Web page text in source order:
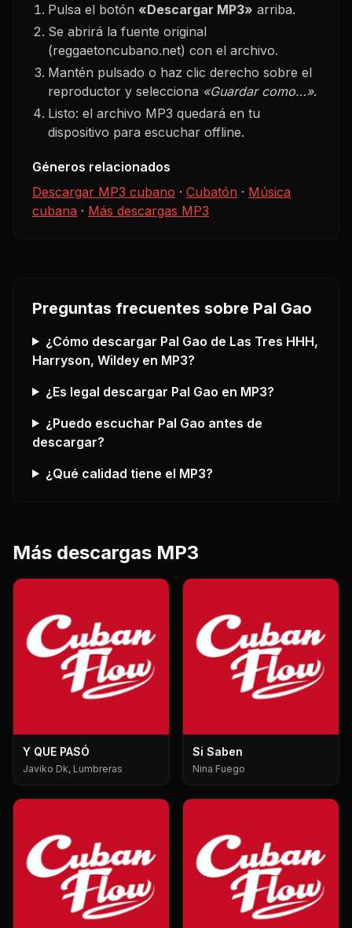
Pulsa el botón «Descargar MP3» arriba.
Se abrirá la fuente original
(reggaetoncubano.net) con el archivo.
Mantén pulsado o haz clic derecho sobre el
reproductor y selecciona «Guardar como…».
Listo: el archivo MP3 quedará en tu
dispositivo para escuchar offline.
Géneros relacionados
Descargar MP3 cubano · Cubatón · Música
cubana · Más descargas MP3
Preguntas frecuentes sobre Pal Gao
¿Cómo descargar Pal Gao de Las Tres HHH,
Harryson, Wildey en MP3?
¿Es legal descargar Pal Gao en MP3?
¿Puedo escuchar Pal Gao antes de
descargar?
¿Qué calidad tiene el MP3?
Más descargas MP3
Y QUE PASÓ
Javiko Dk, Lumbreras
Si Saben
Nina Fuego